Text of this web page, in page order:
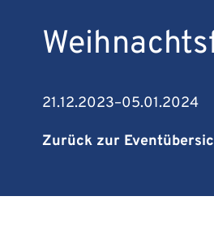
21.12.2023–05.01.2024
Zurück zur